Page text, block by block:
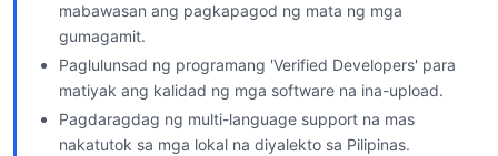
mabawasan ang pagkapagod ng mata ng mga
gumagamit.
Paglulunsad ng programang 'Verified Developers' para
matiyak ang kalidad ng mga software na ina-upload.
Pagdaragdag ng multi-language support na mas
nakatutok sa mga lokal na diyalekto sa Pilipinas.